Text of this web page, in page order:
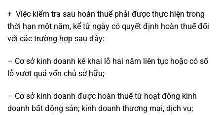
+ Việc kiểm tra sau hoàn thuế phải được thực hiện trong
thời hạn một năm, kể từ ngày có quyết định hoàn thuế đối
với các trường hợp sau đây:
– Cơ sở kinh doanh kê khai lỗ hai năm liên tục hoặc có số
lỗ vượt quá vốn chủ sở hữu;
– Cơ sở kinh doanh được hoàn thuế từ hoạt động kinh
doanh bất động sản; kinh doanh thương mại, dịch vụ;